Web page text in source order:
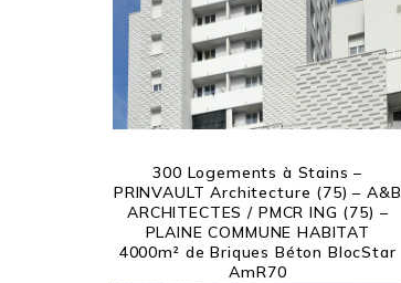
300 Logements à Stains –
PRINVAULT Architecture (75) – A&B
ARCHITECTES / PMCR ING (75) –
PLAINE COMMUNE HABITAT
4000m² de Briques Béton BlocStar
AmR70